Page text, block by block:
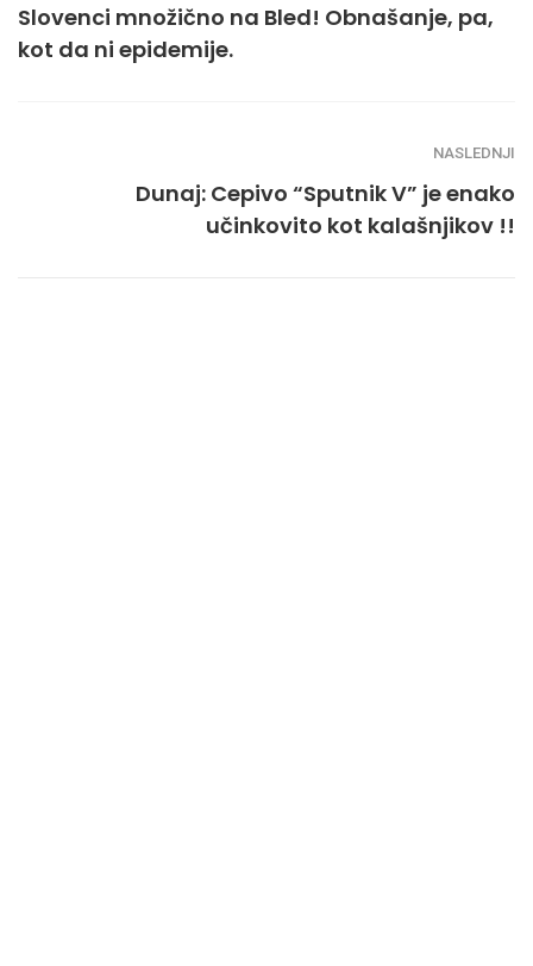
Slovenci množično na Bled! Obnašanje, pa,
kot da ni epidemije.
NASLEDNJI
Dunaj: Cepivo “Sputnik V” je enako
učinkovito kot kalašnjikov !!